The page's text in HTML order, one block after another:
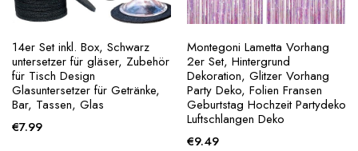
14er Set inkl. Box, Schwarz
untersetzer für gläser, Zubehör
für Tisch Design
Glasuntersetzer für Getränke,
Bar, Tassen, Glas
€7.99
Montegoni Lametta Vorhang
2er Set, Hintergrund
Dekoration, Glitzer Vorhang
Party Deko, Folien Fransen
Geburtstag Hochzeit Partydeko
Luftschlangen Deko
€9.49